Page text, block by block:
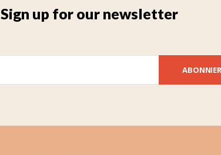
Sign up for our newsletter